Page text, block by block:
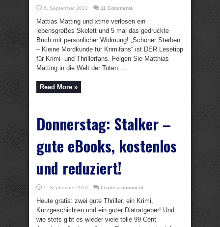
6. September 2013 11 Comments
Mattias Matting und xtme verlosen ein
lebensgroßes Skelett und 5 mal das gedruckte
Buch mit persönlicher Widmung! „Schöner Sterben
– Kleine Mordkunde für Krimifans“ ist DER Lesetipp
für Krimi- und Thrillerfans. Folgen Sie Matthias
Matting in die Welt der Toten. ...
Read More »
Donnerstag: Stalker –
gute eBooks, kostenlos
und reduziert!
5. September 2013 Leave a comment
Heute gratis: zwei gute Thriller, ein Krimi,
Kurzgeschichten und ein guter Diätratgeber! Und
wie stets gibt es wieder viele tolle 99 Cent